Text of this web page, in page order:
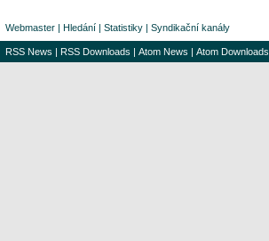
Webmaster | Hledání | Statistiky | Syndikační kanály
RSS News | RSS Downloads | Atom News | Atom Downloads